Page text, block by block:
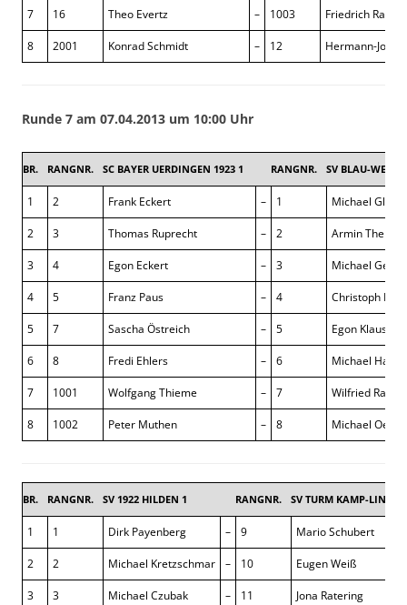
7 16 Theo Evertz – 1003 Friedrich
8 2001 Konrad Schmidt – 12 Hermann-Josef
Runde 7 am 07.04.2013 um 10:00 Uhr
BR. RANGNR. SC BAYER UERDINGEN 1923 1 RANGNR. SV BLAU-WEISS
1 2 Frank Eckert – 1 Michael Glinzk
2 3 Thomas Ruprecht – 2 Armin Thelen
3 4 Egon Eckert – 3 Michael
4 5 Franz Paus – 4 Christoph
5 7 Sascha Östreich – 5 Egon Klaus
6 8 Fredi Ehlers – 6 Michael
7 1001 Wolfgang Thieme – 7 Wilfried Rahn
8 1002 Peter Muthen – 8 Michael
BR. RANGNR. SV 1922 HILDEN 1 RANGNR. SV TURM KAMP-
1 1 Dirk Payenberg – 9 Mario Schubert
2 2 Michael Kretzschmar – 10 Eugen Weiß
3 3 Michael Czubak – 11 Jona Ratering